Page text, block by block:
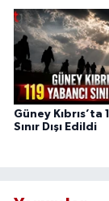
Güney Kıbrıs’ta
Sınır Dışı Edildi